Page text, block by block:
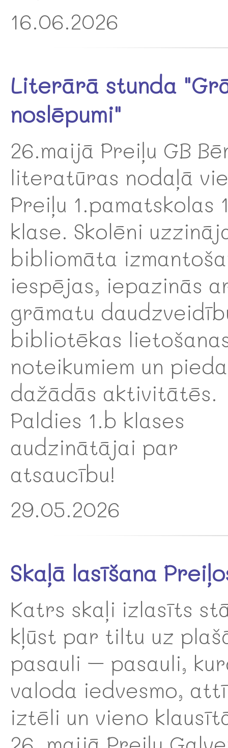
16.06.2026
Literārā stunda
noslēpumi"
26.maijā Preiļu GB
literatūras nodaļā
Preiļu 1.pamatskolas
klase. Skolēni
bibliomāta
iespējas, iepazinās
grāmatu
bibliotēkas
noteikumiem un
dažādās aktivitātēs.
Paldies 1.b klases
audzinātājai par
atsaucību!
29.05.2026
Skaļā lasīšana
Katrs skaļi izlasīts
kļūst par tiltu uz
pasauli – pasauli,
valoda iedvesmo,
iztēli un vieno